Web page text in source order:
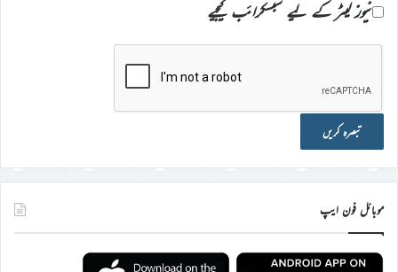
نیوز لیٹر کے لیے سبسکرائب کیجیے
موبائل فون ایپ